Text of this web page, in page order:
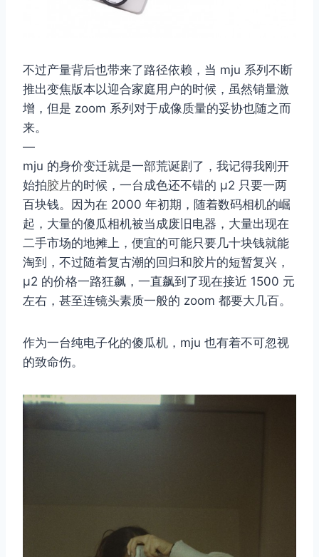
不过产量背后也带来了路径依赖，当 mju 系列不断
推出变焦版本以迎合家庭用户的时候，虽然销量激
增，但是 zoom 系列对于成像质量的妥协也随之而
来。
—
mju 的身价变迁就是一部荒诞剧了，我记得我刚开
始拍胶片的时候，一台成色还不错的 μ2 只要一两
百块钱。因为在 2000 年初期，随着数码相机的崛
起，大量的傻瓜相机被当成废旧电器，大量出现在
二手市场的地摊上，便宜的可能只要几十块钱就能
淘到，不过随着复古潮的回归和胶片的短暂复兴，
μ2 的价格一路狂飙，一直飙到了现在接近 1500 元
左右，甚至连镜头素质一般的 zoom 都要大几百。
作为一台纯电子化的傻瓜机，mju 也有着不可忽视
的致命伤。
取消